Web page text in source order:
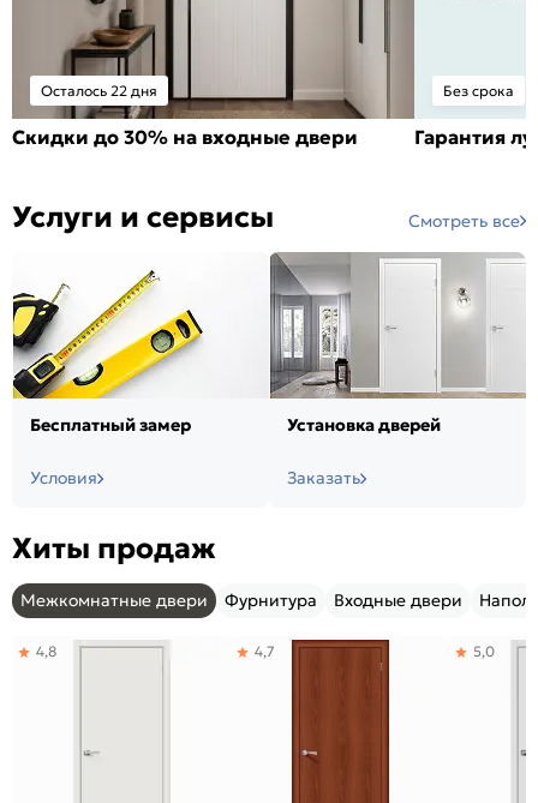
Осталось 22 дня
Скидки до 30% на входные двери
Без срока
Гарантия
Услуги и сервисы Смотреть все
Бесплатный замер
Условия
Установка дверей
Заказать
Хиты продаж
Межкомнатные двери Фурнитура Входные двери
4,8 4,7 5,0